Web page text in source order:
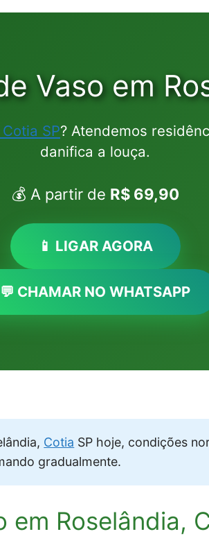
Vaso em
SP? Atendemos
danifica a louça.
💰 A partir de R$ 69,90
📱 LIGAR AGORA
💬 CHAMAR NO WHATSAPP
Cotia SP hoje, condições
gradualmente.
Roselândia,